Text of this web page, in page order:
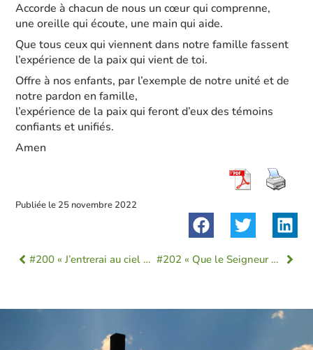
Accorde à chacun de nous un cœur qui comprenne,
une oreille qui écoute, une main qui aide.
Que tous ceux qui viennent dans notre famille fassent
l’expérience de la paix qui vient de toi.
Offre à nos enfants, par l’exemple de notre unité et de
notre pardon en famille,
l’expérience de la paix qui feront d’eux des témoins
confiants et unifiés.
Amen
Publiée le 25 novembre 2022
#200 « J’entrerai au ciel en dansant ! » #202 « Que le Seigneur conduise vos cœurs dans l’amour de Dieu et l’endurance du Christ ! »